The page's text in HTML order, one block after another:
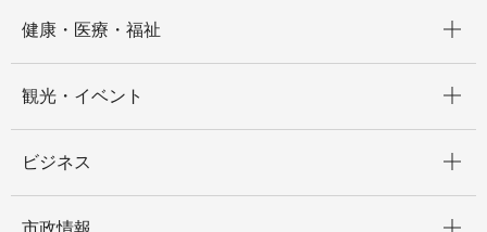
健康・医療・福祉
観光・イベント
ビジネス